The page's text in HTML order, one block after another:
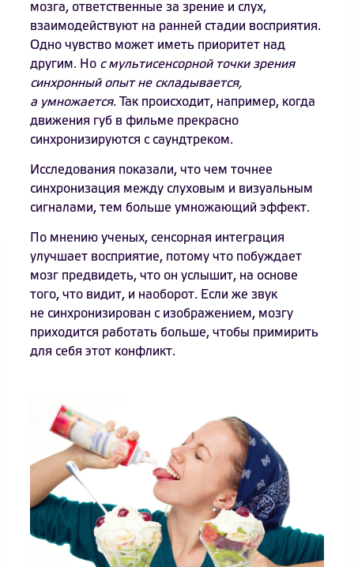
мозга, ответственные за зрение и слух,
взаимодействуют на ранней стадии восприятия.
Одно чувство может иметь приоритет над
другим. Но с мультисенсорной точки зрения
синхронный опыт не складывается,
а умножается. Так происходит, например, когда
движения губ в фильме прекрасно
синхронизируются с саундтреком.
Исследования показали, что чем точнее
синхронизация между слуховым и визуальным
сигналами, тем больше умножающий эффект.
По мнению ученых, сенсорная интеграция
улучшает восприятие, потому что побуждает
мозг предвидеть, что он услышит, на основе
того, что видит, и наоборот. Если же звук
не синхронизирован с изображением, мозгу
приходится работать больше, чтобы примирить
для себя этот конфликт.